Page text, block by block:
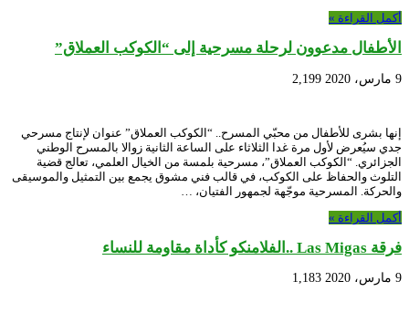
أكمل القراءة »
الأطفال مدعوون لرحلة مسرحية إلى “الكوكب العملاق”
9 مارس، 2020 2,199
إنها بشرى للأطفال من محبّي المسرح.. “الكوكب العملاق” عنوان لإنتاج مسرحي
جدي سيُعرض لأول مرة غدا الثلاثاء على الساعة الثانية زوالا بالمسرح الوطني
الجزائري. “الكوكب العملاق”، مسرحية بلمسة من الخيال العلمي، تعالج قضية
التلوث والحفاظ على الكوكب، في قالب فني مشوق يجمع بين التمثيل والموسيقى
والحركة. المسرحية موجّهة لجمهور الفتيان، …
أكمل القراءة »
فرقة Las Migas ..الفلامنكو كأداة مقاومة للنساء
9 مارس، 2020 1,183